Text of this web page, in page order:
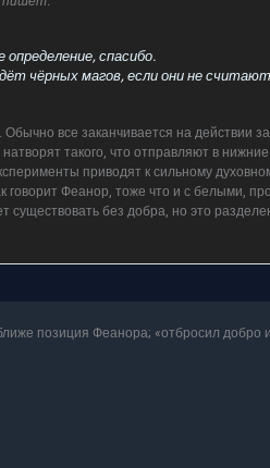
спасибо.
чёрных магов, если они не
все заканчивается на действии
такого, что отправляют в
приводят к сильному
говорит Феанор, тоже что и с белыми,
существовать без добра, но это
позиция Феанора; «отбросил добро